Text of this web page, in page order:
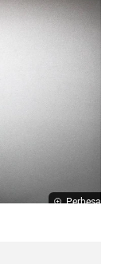
Perbesar